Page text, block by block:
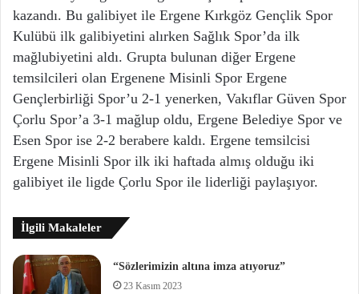
kazandı. Bu galibiyet ile Ergene Kırkgöz Gençlik Spor
Kulübü ilk galibiyetini alırken Sağlık Spor’da ilk
mağlubiyetini aldı. Grupta bulunan diğer Ergene
temsilcileri olan Ergenene Misinli Spor Ergene
Gençlerbirliği Spor’u 2-1 yenerken, Vakıflar Güven Spor
Çorlu Spor’a 3-1 mağlup oldu, Ergene Belediye Spor ve
Esen Spor ise 2-2 berabere kaldı. Ergene temsilcisi
Ergene Misinli Spor ilk iki haftada almış olduğu iki
galibiyet ile ligde Çorlu Spor ile liderliği paylaşıyor.
İlgili Makaleler
“Sözlerimizin altına imza atıyoruz”
23 Kasım 2023